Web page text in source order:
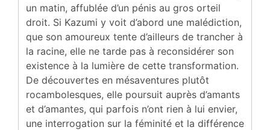
un matin, affublée d’un pénis au gros orteil
droit. Si Kazumi y voit d’abord une malédiction,
que son amoureux tente d’ailleurs de trancher à
la racine, elle ne tarde pas à reconsidérer son
existence à la lumière de cette transformation.
De découvertes en mésaventures plutôt
rocambolesques, elle poursuit auprès d’amants
et d’amantes, qui parfois n’ont rien à lui envier,
une interrogation sur la féminité et la différence